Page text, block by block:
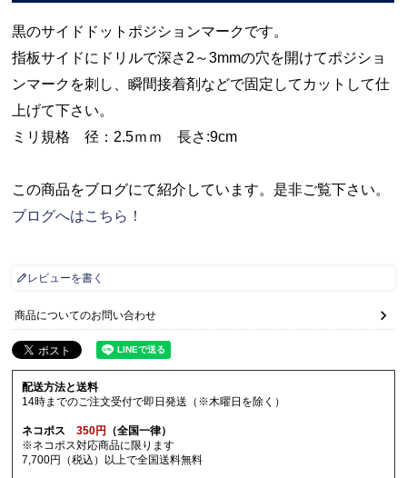
黒のサイドドットポジションマークです。
指板サイドにドリルで深さ2～3mmの穴を開けてポジショ
ンマークを刺し、瞬間接着剤などで固定してカットして仕
上げて下さい。
ミリ規格 径：2.5ｍｍ 長さ:9cm
この商品をブログにて紹介しています。是非ご覧下さい。
ブログへはこちら！
レビューを書く
商品についてのお問い合わせ
配送方法と送料
14時までのご注文受付で即日発送（※木曜日を除く）
ネコポス350円
（全国一律）
※ネコポス対応商品に限ります
7,700円（税込）以上で全国送料無料